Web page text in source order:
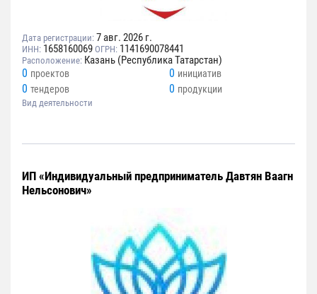
Дата регистрации: 7 авг. 2026 г.
ИНН: 1658160069 ОГРН: 1141690078441
Расположение: Казань (Республика Татарстан)
0 проектов 0 инициатив
0 тендеров 0 продукции
Вид деятельности
ИП «Индивидуальный предприниматель Давтян Ваагн
Нельсонович»